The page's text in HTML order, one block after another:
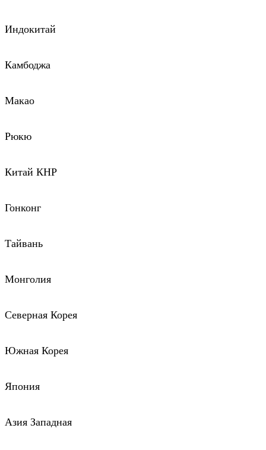
Индокитай
Камбоджа
Макао
Рюкю
Китай КНР
Гонконг
Тайвань
Монголия
Северная Корея
Южная Корея
Япония
Азия Западная